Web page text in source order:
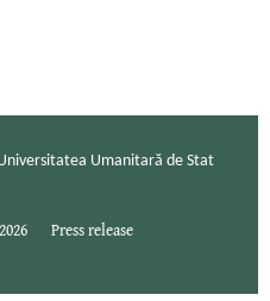
Umanitară de Stat
Press release